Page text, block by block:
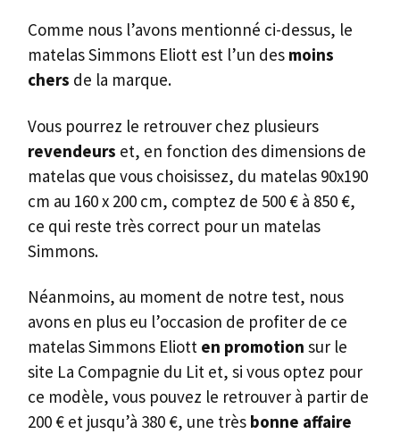
Comme nous l’avons mentionné ci-dessus, le
matelas Simmons Eliott est l’un des moins
chers de la marque.
Vous pourrez le retrouver chez plusieurs
revendeurs et, en fonction des dimensions de
matelas que vous choisissez, du matelas 90x190
cm au 160 x 200 cm, comptez de 500 € à 850 €,
ce qui reste très correct pour un matelas
Simmons.
Néanmoins, au moment de notre test, nous
avons en plus eu l’occasion de profiter de ce
matelas Simmons Eliott en promotion sur le
site La Compagnie du Lit et, si vous optez pour
ce modèle, vous pouvez le retrouver à partir de
200 € et jusqu’à 380 €, une très bonne affaire